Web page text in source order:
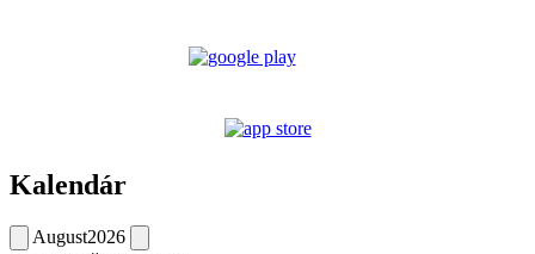
Kalendár
August2026